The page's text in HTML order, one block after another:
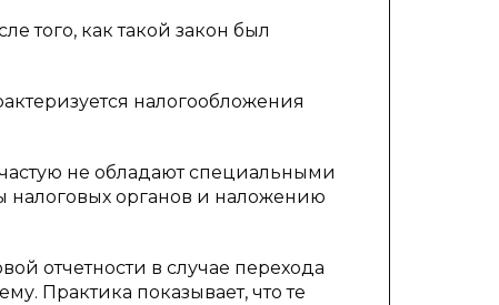
того, как такой закон был
налогообложения
не обладают специальными
налоговых органов и наложению
отчетности в случае перехода
Практика показывает, что те